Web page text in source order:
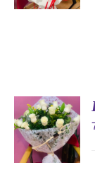
DETALLES
AÑADIR
AL
CARRITO
/
DETALLES